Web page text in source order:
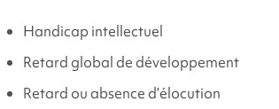
Où puis-je trouver du soutien et des
Sources et références
Handicap intellectuel
Retard global de développement
Retard ou absence d’élocution